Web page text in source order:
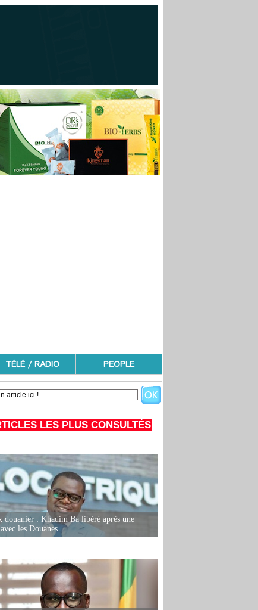
TÉLÉ / RADIO PEOPLE
LES PLUS CONSULTÉS
douanier : Khadim Ba libéré après une
les Douanes